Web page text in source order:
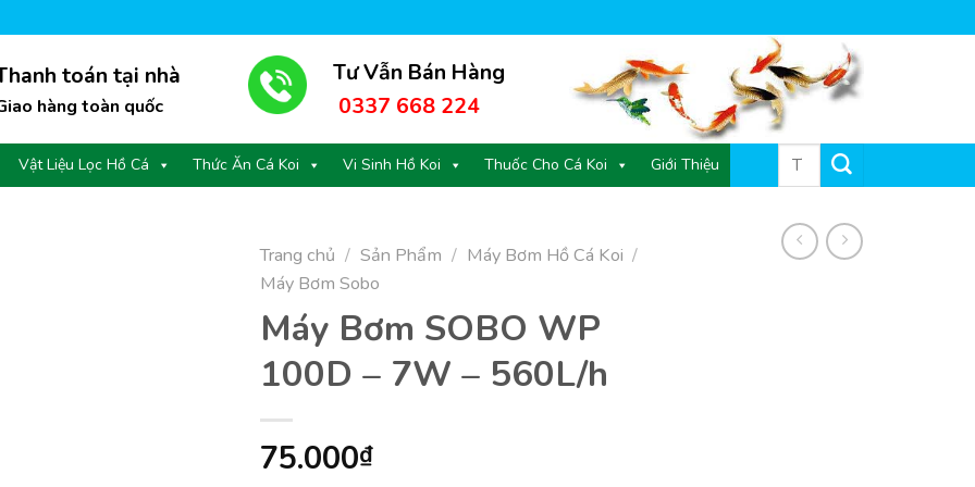
toán tại nhà
hàng toàn quốc
Tư Vẫn Bán Hàng
0337 668 224
Vật Liệu Lọc Hồ Cá Thức Ăn Cá Koi Vi Sinh Hồ Koi Thuốc Cho Cá Koi Giới Thiệu
Tìm
Trang chủ / Sản Phẩm / Máy Bơm Hồ Cá Koi /
Máy Bơm Sobo
Máy Bơm SOBO WP
100D – 7W – 560L/h
75.000₫